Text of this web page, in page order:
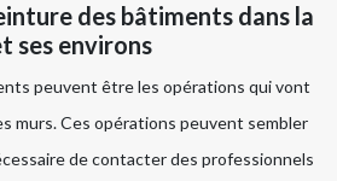
des bâtiments dans la
ses environs
peuvent être les opérations qui vont
murs. Ces opérations peuvent sembler
de contacter des professionnels